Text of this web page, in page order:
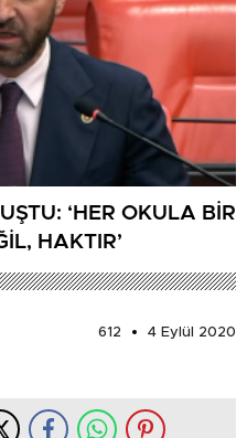
‘HER OKULA BİR
HAKTIR’
612
4 Eylül 2020